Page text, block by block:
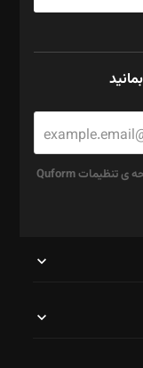
برای استفاده از ریکپچا بایستی کلید API را در صفحه ی تنظیمات Quform